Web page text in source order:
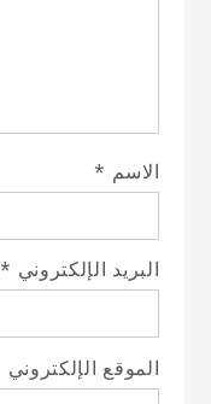
الاسم *
البريد الإلكتروني *
الموقع الإلكتروني